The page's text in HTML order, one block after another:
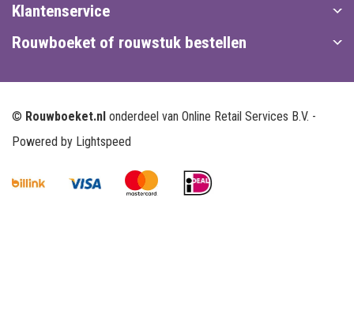
Klantenservice
Rouwboeket of rouwstuk bestellen
© Rouwboeket.nl onderdeel van Online Retail Services B.V. -
Powered by Lightspeed